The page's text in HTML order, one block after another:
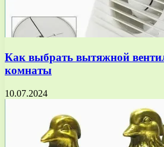
Как выбрать вытяжной
комнаты
10.07.2024